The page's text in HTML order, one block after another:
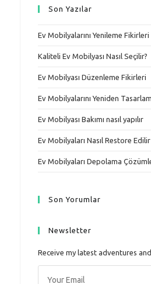
Son Yazılar
Ev Mobilyalarını Yenileme Fikirleri
Kaliteli Ev Mobilyası Nasıl Seçilir?
Ev Mobilyası Düzenleme Fikirleri
Ev Mobilyalarını Yeniden
Ev Mobilyası Bakımı nasıl yapılır
Ev Mobilyaları Nasıl Restore Edilir
Ev Mobilyaları Depolama
Son Yorumlar
Newsletter
Receive my latest adventures